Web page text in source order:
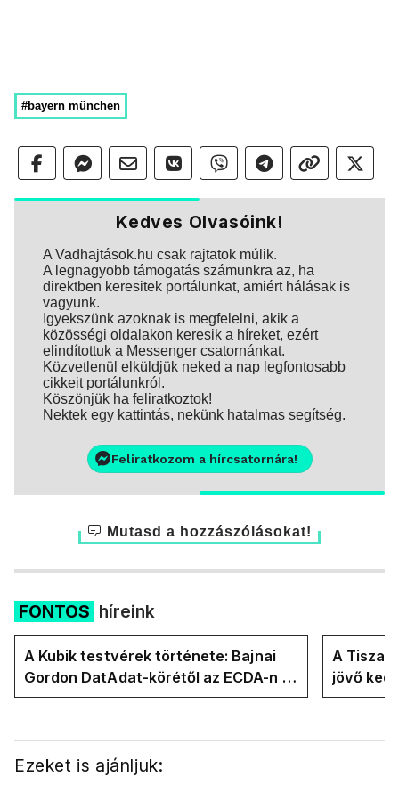
#bayern münchen
Kedves Olvasóink!
A Vadhajtások.hu csak rajtatok múlik.
A legnagyobb támogatás számunkra az, ha
direktben keresitek portálunkat, amiért hálásak is
vagyunk.
Igyekszünk azoknak is megfelelni, akik a
közösségi oldalakon keresik a híreket, ezért
elindítottuk a Messenger csatornánkat.
Közvetlenül elküldjük neked a nap legfontosabb
cikkeit portálunkról.
Köszönjük ha feliratkoztok!
Nektek egy kattintás, nekünk hatalmas segítség.
Feliratkozom a hírcsatornára!
Mutasd a hozzászólásokat!
FONTOS híreink
A Kubik testvérek története: Bajnai
Gordon DatAdat-körétől az ECDA-n át
Magyar Péter közvetlen stábjáig
A Tisza-
jövő
Ezeket is ajánljuk: